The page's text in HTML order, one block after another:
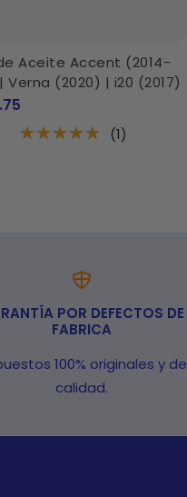
Aceite Accent (2014-
Verna (2020) | i20 (2017)
(1)
POR DEFECTOS DE
FABRICA
100% originales y de
calidad.